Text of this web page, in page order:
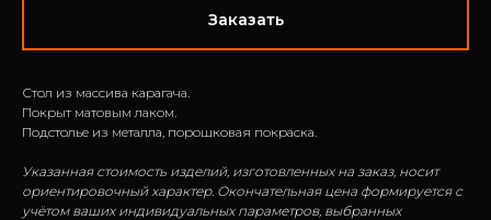
Заказать
Стол из массива карагача.
Покрыт матовым лаком.
Подстолье из металла, порошковая покраска.
Указанная стоимость изделий, изготовленных на заказ, носит
ориентировочный характер. Окончательная цена формируется с
учётом ваших индивидуальных параметров, выбранных